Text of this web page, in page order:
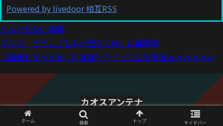
Powered by livedoor 相互RSS
とんでもない体験
マリエ どうしても本が売れてほしい裏事情
【画像】なんでそこに家建てた？ってなる画像ｗｗｗｗｗｗ
カオスアンテナ
© 2021 カオスアンテナ.
ホーム 検索 トップ サイドバー